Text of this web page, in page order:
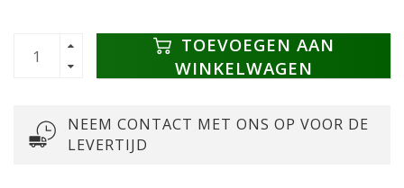
TOEVOEGEN AAN
WINKELWAGEN
NEEM CONTACT MET ONS OP VOOR DE
LEVERTIJD